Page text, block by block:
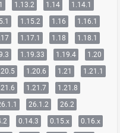
1.13.2 1.14
1.14.1
1.15.2 1.16
1.16.1
1.17.1 1.18
1.18.1
1.19.33 1.19.4
1.20
1.20.6 1.21
1.21.1
1.21.7
1.21.8
26.1.2 26.2
0.14.3 0.15.x
0.16.x